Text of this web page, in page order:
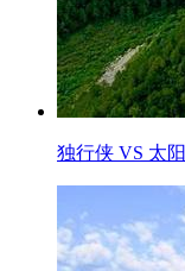
独行侠 VS 太阳